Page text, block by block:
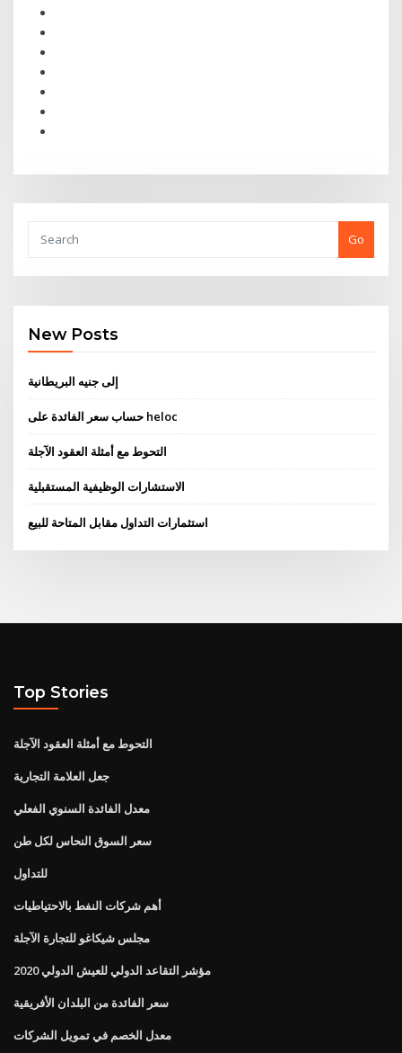
Go
New Posts
إلى جنيه البريطانية
حساب سعر الفائدة على heloc
التحوط مع أمثلة العقود الآجلة
الاستشارات الوظيفية المستقبلية
استثمارات التداول مقابل المتاحة للبيع
Top Stories
التحوط مع أمثلة العقود الآجلة
جعل العلامة التجارية
معدل الفائدة السنوي الفعلي
سعر السوق النحاس لكل طن
للتداول
أهم شركات النفط بالاحتياطيات
مجلس شيكاغو للتجارة الآجلة
مؤشر التقاعد الدولي للعيش الدولي 2020
سعر الفائدة من البلدان الأفريقية
معدل الخصم في تمويل الشركات